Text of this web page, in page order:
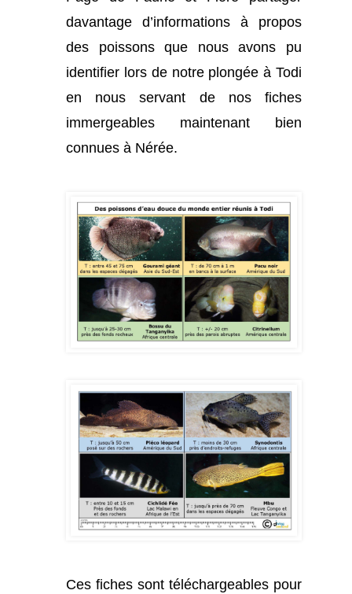
davantage d’informations à propos
des poissons que nous avons pu
identifier lors de notre plongée à Todi
en nous servant de nos fiches
immergeables maintenant bien
connues à Nérée.
Ces fiches sont téléchargeables pour